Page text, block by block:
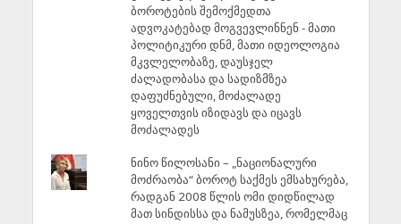
ბოროტების შემოქმედთა
ადვოკატებად მოგვევლინნენ - მათი
პოლიტიკური დნმ, მათი იდეოლოგია
მკვლელობაზე, დაუსჯელ
ძალადობასა და სადიზმზეა
დაფუძნებული, მოძალადე
ყოველთვის იზიდავს და იცავს
მოძალადეს
ნინო წილოსანი – „ნაციონალური
მოძრაობა“ ბოროტ საქმეს ემსახურება,
რადგან 2008 წლის ომი დიდწილად
მათ სინდისსა და ნამუსზეა, რომელმაც